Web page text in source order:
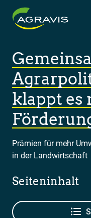
klappt es
Prämien für mehr
in der Landwirtschaft
Seiteninhalt